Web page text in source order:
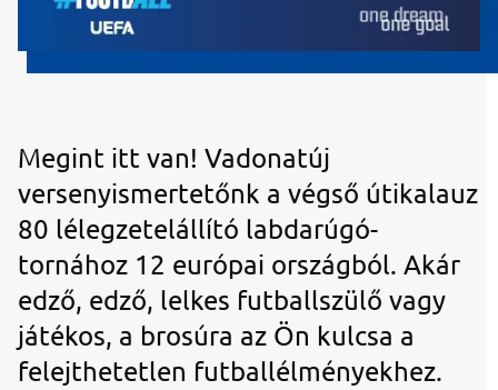
Megint itt van! Vadonatúj
versenyismertetőnk a végső útikalauz
80 lélegzetelállító labdarúgó-
tornához 12 európai országból. Akár
edző, edző, lelkes futballszülő vagy
játékos, a brosúra az Ön kulcsa a
felejthetetlen futballélményekhez.